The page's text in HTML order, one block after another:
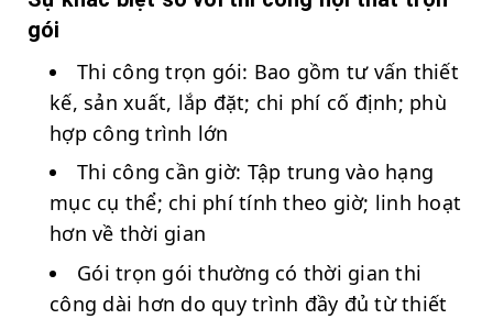
gói
Thi công trọn gói: Bao gồm tư vấn thiết
kế, sản xuất, lắp đặt; chi phí cố định; phù
hợp công trình lớn
Thi công cần giờ: Tập trung vào hạng
mục cụ thể; chi phí tính theo giờ; linh hoạt
hơn về thời gian
Gói trọn gói thường có thời gian thi
công dài hơn do quy trình đầy đủ từ thiết